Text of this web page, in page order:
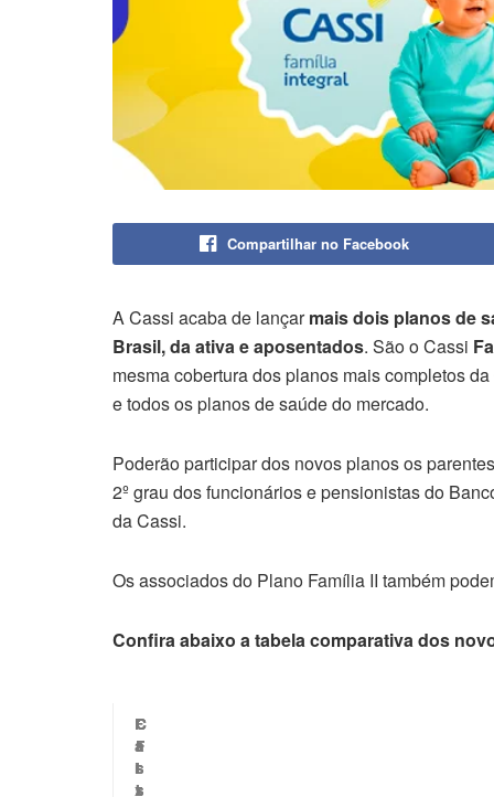
Compartilhar no Facebook
A Cassi acaba de lançarmais dois planos de
Brasil, da ativa e aposentados. São o Cassi
mesma cobertura dos planos mais completos
e todos os planos de saúde do mercado.
Poderão participar dos novos planos os
2º grau dos funcionários e pensionistas do
da Cassi.
Os associados do Plano Família II também
Confira abaixo a tabela comparativa dos
F
a
i
x
C
F
I
I
C
F
I
I
C
a
s
s
C
a
s
s